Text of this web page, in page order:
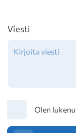
Viesti
Tietosuoja
Olen